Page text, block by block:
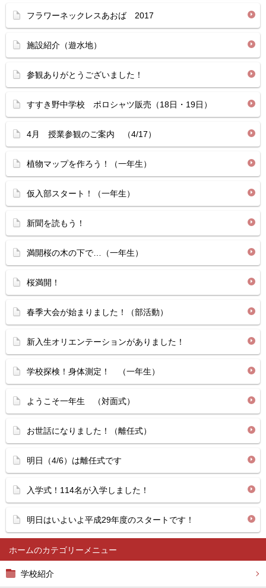
ホーム
学校紹介
フラワーネックレスあおば 2017
施設紹介（遊水地）
参観ありがとうございました！
すすき野中学校 ポロシャツ販売（18日・19日）
4月 授業参観のご案内 （4/17）
植物マップを作ろう！（一年生）
仮入部スタート！（一年生）
新聞を読もう！
満開桜の木の下で…（一年生）
桜満開！
春季大会が始まりました！（部活動）
新入生オリエンテーションがありました！
学校探検！身体測定！ （一年生）
ようこそ一年生 （対面式）
お世話になりました！（離任式）
明日（4/6）は離任式です
入学式！114名が入学しました！
明日はいよいよ平成29年度のスタートです！